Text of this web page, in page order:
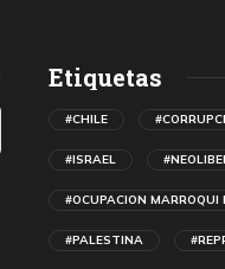
Etiquetas
#CHILE
#ISRAEL
#OCUPACION
#PALESTINA